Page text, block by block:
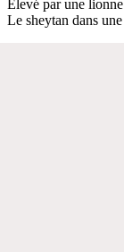
Élevé par une
Le sheytan dans